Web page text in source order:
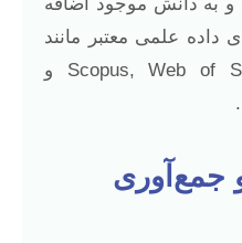
داده علمی معتبر مانند
Scopus, Web of Science, Google Scholar و
جمع‌آوری